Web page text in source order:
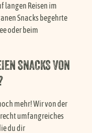
langen Reisen im
Snacks begehrte
oder beim
SNACKS VON
mehr! Wir von der
umfangreiches
du dir